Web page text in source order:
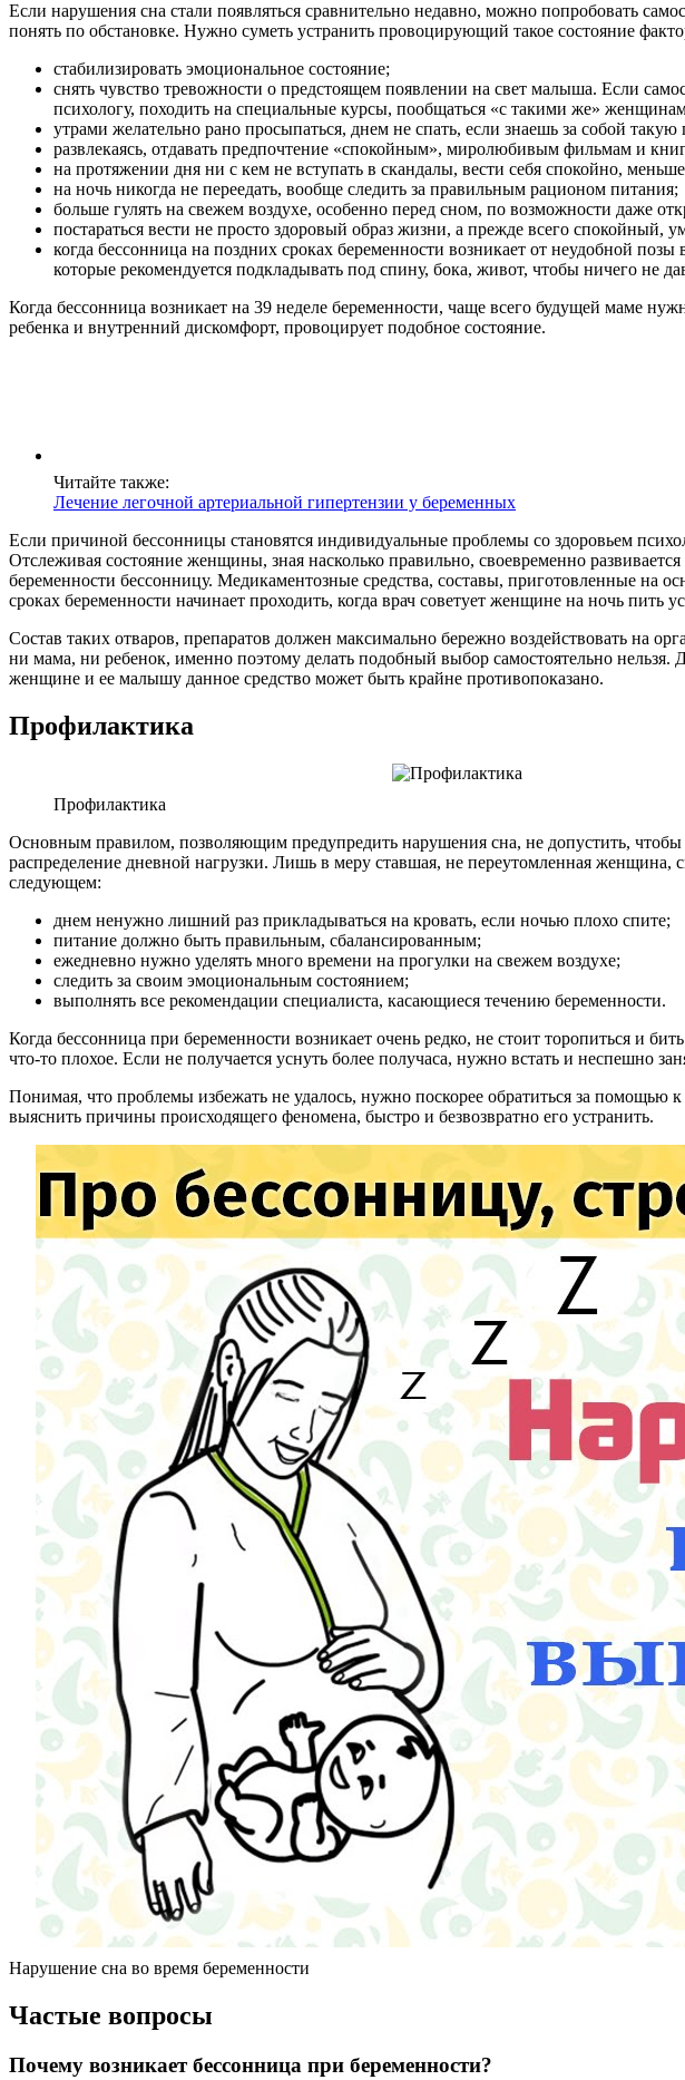
Если нарушения сна стали появляться сравнительно недавно, можно попробовать
понять по обстановке. Нужно суметь устранить провоцирующий такое состояние
стабилизировать эмоциональное состояние;
снять чувство тревожности о предстоящем появлении на свет малыша. Если
психологу, походить на специальные курсы, пообщаться «с такими же»
утрами желательно рано просыпаться, днем не спать, если знаешь за собой такую
развлекаясь, отдавать предпочтение «спокойным», миролюбивым фильмам и
на протяжении дня ни с кем не вступать в скандалы, вести себя спокойно,
на ночь никогда не переедать, вообще следить за правильным рационом питания;
больше гулять на свежем воздухе, особенно перед сном, по возможности даже
постараться вести не просто здоровый образ жизни, а прежде всего спокойный,
когда бессонница на поздних сроках беременности возникает от неудобной
которые рекомендуется подкладывать под спину, бока, живот, чтобы ничего не
Когда бессонница возникает на 39 неделе беременности, чаще всего будущей маме
ребенка и внутренний дискомфорт, провоцирует подобное состояние.
Читайте также:
Лечение легочной артериальной гипертензии у беременных
Если причиной бессонницы становятся индивидуальные проблемы со здоровьем
Отслеживая состояние женщины, зная насколько правильно, своевременно
беременности бессонницу. Медикаментозные средства, составы, приготовленные на
сроках беременности начинает проходить, когда врач советует женщине на ночь пить
Состав таких отваров, препаратов должен максимально бережно воздействовать на
ни мама, ни ребенок, именно поэтому делать подобный выбор самостоятельно
женщине и ее малышу данное средство может быть крайне противопоказано.
Профилактика
Профилактика
Основным правилом, позволяющим предупредить нарушения сна, не допустить, чтобы
распределение дневной нагрузки. Лишь в меру ставшая, не переутомленная
следующем:
днем ненужно лишний раз прикладываться на кровать, если ночью плохо спите;
питание должно быть правильным, сбалансированным;
ежедневно нужно уделять много времени на прогулки на свежем воздухе;
следить за своим эмоциональным состоянием;
выполнять все рекомендации специалиста, касающиеся течению беременности.
Когда бессонница при беременности возникает очень редко, не стоит торопиться и
что-то плохое. Если не получается уснуть более получаса, нужно встать и неспешно
Понимая, что проблемы избежать не удалось, нужно поскорее обратиться за
выяснить причины происходящего феномена, быстро и безвозвратно его устранить.
Нарушение сна во время беременности
Частые вопросы
Почему возникает бессонница при беременности?